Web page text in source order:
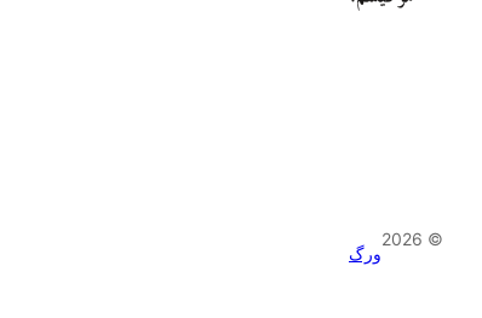
© 2026
ورگ